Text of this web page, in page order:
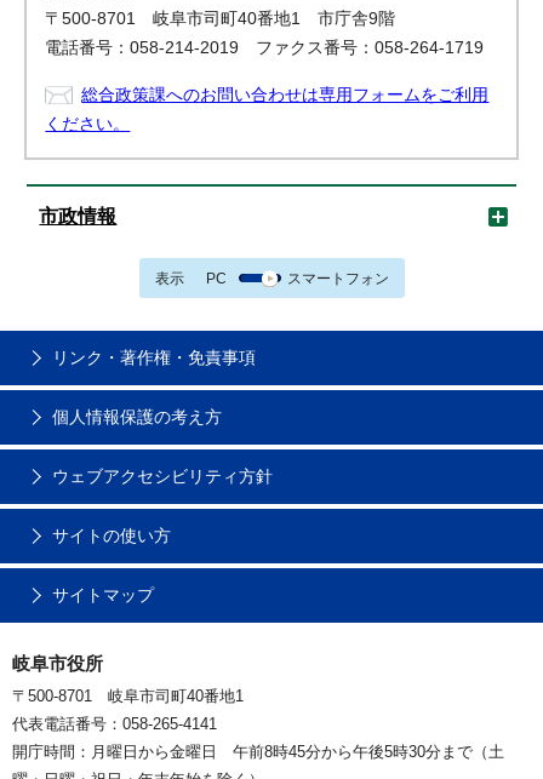
〒500-8701 岐阜市司町40番地1 市庁舎9階
電話番号：058-214-2019 ファクス番号：058-264-1719
総合政策課へのお問い合わせは専用フォームをご利用
ください。
市政情報
表示 PC スマートフォン
リンク・著作権・免責事項
個人情報保護の考え方
ウェブアクセシビリティ方針
サイトの使い方
サイトマップ
岐阜市役所
〒500-8701 岐阜市司町40番地1
代表電話番号：058-265-4141
開庁時間：月曜日から金曜日 午前8時45分から午後5時30分まで（土